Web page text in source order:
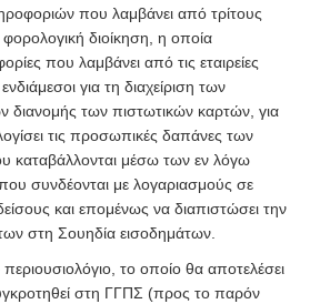
που λαμβάνει από τρίτους
διοίκηση, η οποία
που λαμβάνει από τις εταιρείες
για τη διαχείριση των
διανομής των πιστωτικών καρτών, για
τις προσωπικές δαπάνες των
καταβάλλονται μέσω των εν λόγω
συνδέονται με λογαριασμούς σε
και επομένως να διαπιστώσει την
στη Σουηδία εισοδημάτων.
το οποίο θα αποτελέσει
στη ΓΓΠΣ (προς το παρόν